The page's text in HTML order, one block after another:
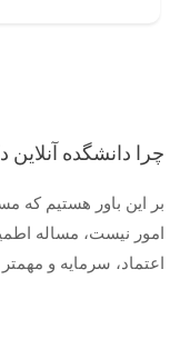
چرا دانشگده آنلاین
بر این باور هستیم که
امور نیست، مساله
اعتماد، سرمایه و